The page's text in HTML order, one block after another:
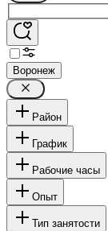
Воронеж
Район
График
Рабочие часы
Опыт
Тип занятости